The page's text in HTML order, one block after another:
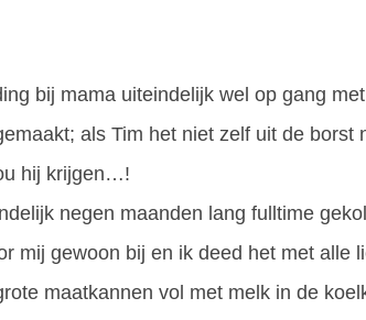
bij mama uiteindelijk wel op gang
als Tim het niet zelf uit de borst
hij krijgen…!
negen maanden lang fulltime
mij gewoon bij en ik deed het met alle
maatkannen vol met melk in de